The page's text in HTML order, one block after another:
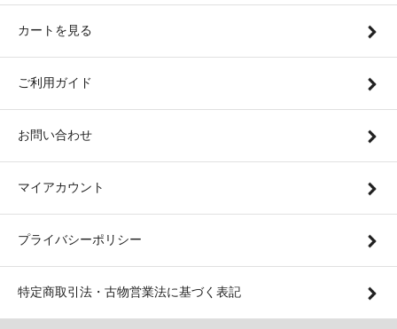
カートを見る
ご利用ガイド
お問い合わせ
マイアカウント
プライバシーポリシー
特定商取引法・古物営業法に基づく表記